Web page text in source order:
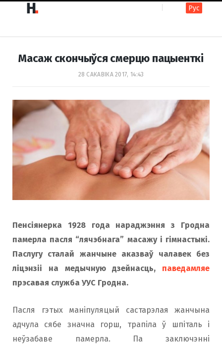
a
e
b
o
k
t
a
g
a
Рус
Масаж скончыўся смерцю пацыенткі
28 САКАВІКА 2017, 14:43
Пенсіянерка 1928 года нараджэння з Гродна
памерла пасля “лячэбнага” масажу і гімнастыкі.
Паслугу сталай жанчыне аказваў чалавек без
ліцэнзіі на медычную дзейнасць, паведамляе
прэсавая служба УУС Гродна.
Пасля гэтых маніпуляцый састарэлая жанчына
адчула сябе значна горш, трапіла ў шпіталь і
неўзабаве памерла. Па заключэнні